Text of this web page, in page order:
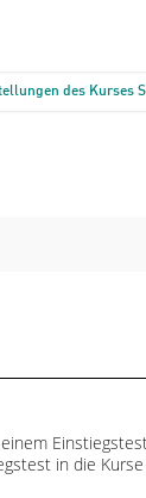
des Kurses
in die